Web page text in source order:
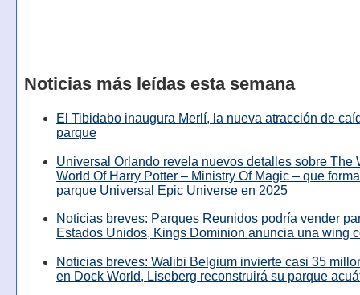
Noticias más leídas esta semana
El Tibidabo inaugura Merlí, la nueva atracción de
parque
Universal Orlando revela nuevos detalles sobre The
World Of Harry Potter – Ministry Of Magic – que
parque Universal Epic Universe en 2025
Noticias breves: Parques Reunidos podría vender
Estados Unidos, Kings Dominion anuncia una wing
Noticias breves: Walibi Belgium invierte casi 35
en Dock World, Liseberg reconstruirá su parque